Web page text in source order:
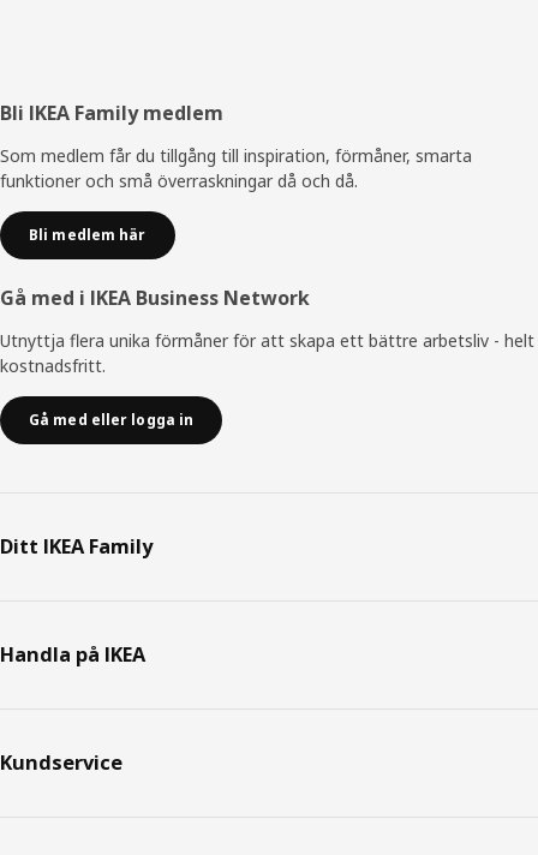
Sidfot
Bli IKEA Family medlem
Som medlem får du tillgång till inspiration, förmåner, smarta
funktioner och små överraskningar då och då.
Bli medlem här
Gå med i IKEA Business Network
Utnyttja flera unika förmåner för att skapa ett bättre arbetsliv - helt
kostnadsfritt.
Gå med eller logga in
Ditt IKEA Family
Handla på IKEA
Kundservice